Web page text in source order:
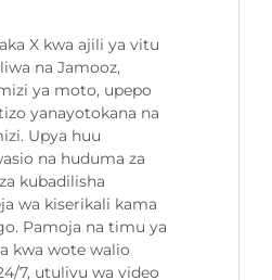
X kwa ajili ya vitu
na Jamooz,
ya moto, upepo
yanayotokana na
Upya huu
na huduma za
kubadilisha
wa kiserikali kama
Pamoja na timu ya
kwa wote walio
7, utulivu wa video